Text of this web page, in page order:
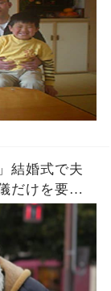
結婚式で夫
だけを要求
場を去った
れた